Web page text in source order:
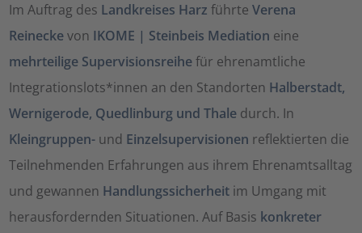
Im Auftrag des Landkreises Harz führteVerena
Reineckevon IKOME | Steinbeis Mediation eine
mehrteilige Supervisionsreihefür ehrenamtliche
Integrationslots*innen an den Standorten Halberstadt,
Wernigerode, Quedlinburg und Thale durch. In
Kleingruppen- und Einzelsupervisionen reflektierten die
Teilnehmenden Erfahrungen aus ihrem Ehrenamtsalltag
und gewannen Handlungssicherheit im Umgang mit
herausfordernden Situationen. Auf Basis konkreter